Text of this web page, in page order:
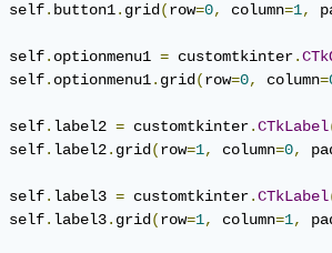
self
. button1. grid (row=0, column=1,
self
. optionmenu1 = customtkinter.
self
. optionmenu1. grid (row=0, column=
self
. label2 = customtkinter.CTkLabel
self
. label2. grid (row=1, column=0,
self
. label3 = customtkinter.CTkLabel
self
. label3. grid (row=1, column=1,